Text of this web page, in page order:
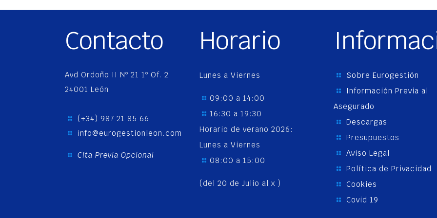
Contacto
Avd Ordoño II Nº 21 1º Of. 2
24001 León
(+34) 987 21 85 66
info@eurogestionleon.com
Cita Previa Opcional
Horario
Lunes a Viernes
09:00 a 14:00
16:30 a 19:30
Horario de verano 2026:
Lunes a Viernes
08:00 a 15:00
(del 20 de Julio al x )
Sobre Eurogestión
Información Previa al
Asegurado
Descargas
Presupuestos
Aviso Legal
Política de Privacidad
Cookies
Covid 19